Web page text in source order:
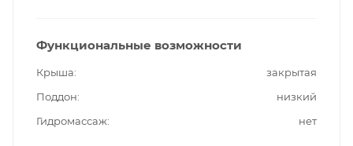
Функциональные возможности
Крыша
закрытая
Поддон
низкий
Гидромассаж
нет